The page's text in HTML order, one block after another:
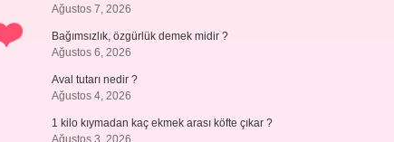
Ağustos 7, 2026
Bağımsızlık, özgürlük demek midir ?
Ağustos 6, 2026
Aval tutarı nedir ?
Ağustos 4, 2026
1 kilo kıymadan kaç ekmek arası köfte çıkar ?
Ağustos 3, 2026